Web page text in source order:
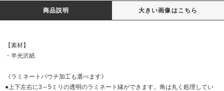
商品説明 大きい画像はこちら
【素材】
・半光沢紙
《ラミネートパウチ加工も選べます》
●上下左右に3～5ミリの透明のラミネート縁ができます。角は丸く処理してい